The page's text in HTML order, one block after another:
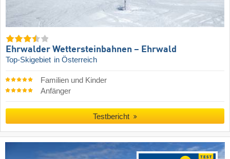
Ehrwalder Wettersteinbahnen – Ehrwald
Top-Skigebiet in Österreich
Familien und Kinder
Anfänger
Testbericht